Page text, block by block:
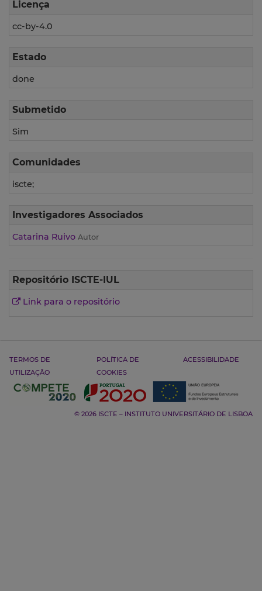
Licença
cc-by-4.0
Estado
done
Submetido
Sim
Comunidades
iscte;
Investigadores Associados
Catarina Ruivo Autor
Repositório ISCTE-IUL
Link para o repositório
TERMOS DE
UTILIZAÇÃO
POLÍTICA DE
COOKIES
ACESSIBILIDADE
© 2026 ISCTE – INSTITUTO UNIVERSITÁRIO DE LISBOA